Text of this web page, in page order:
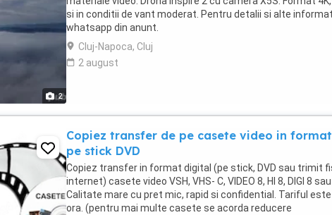
2
si in conditii de vant moderat. Pentru detalii si alte
whatsapp din anunt.
Cluj-Napoca, Cluj
2 august
Copiez transfer de pe casete video in
pe stick DVD
Copiez transfer in format digital (pe stick, DVD sau trimit
internet) casete video VSH, VHS- C, VIDEO 8, HI 8, DIGI 8 sau
Calitate mare cu pret mic, rapid si confidential. Tariful este
ora. (pentru mai multe casete se acorda reducere